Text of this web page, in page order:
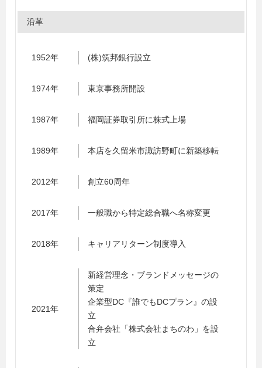
沿革
1952年 (株)筑邦銀行設立
1974年 東京事務所開設
1987年 福岡証券取引所に株式上場
1989年 本店を久留米市諏訪野町に新築移転
2012年 創立60周年
2017年 一般職から特定総合職へ名称変更
2018年 キャリアリターン制度導入
2021年
新経営理念・ブランドメッセージの
策定
企業型DC『誰でもDCプラン』の設
立
合弁会社「株式会社まちのわ」を設
立